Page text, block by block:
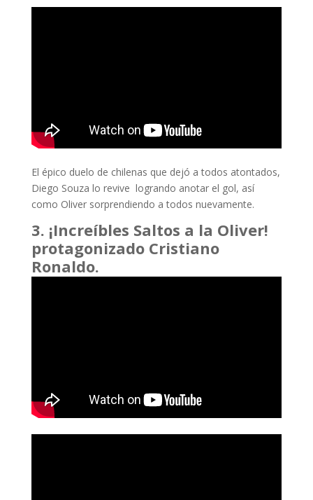
El épico duelo de chilenas que dejó a todos atontados,
Diego Souza lo revive logrando anotar el gol, así
como Oliver sorprendiendo a todos nuevamente.
3. ¡Increíbles Saltos a la Oliver!
protagonizado Cristiano
Ronaldo.